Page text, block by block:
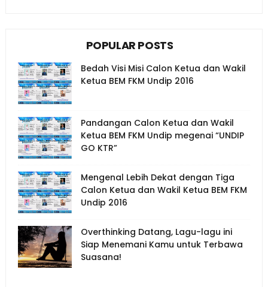
POPULAR POSTS
Bedah Visi Misi Calon Ketua dan Wakil
Ketua BEM FKM Undip 2016
Pandangan Calon Ketua dan Wakil
Ketua BEM FKM Undip megenai “UNDIP
GO KTR”
Mengenal Lebih Dekat dengan Tiga
Calon Ketua dan Wakil Ketua BEM FKM
Undip 2016
Overthinking Datang, Lagu-lagu ini
Siap Menemani Kamu untuk Terbawa
Suasana!